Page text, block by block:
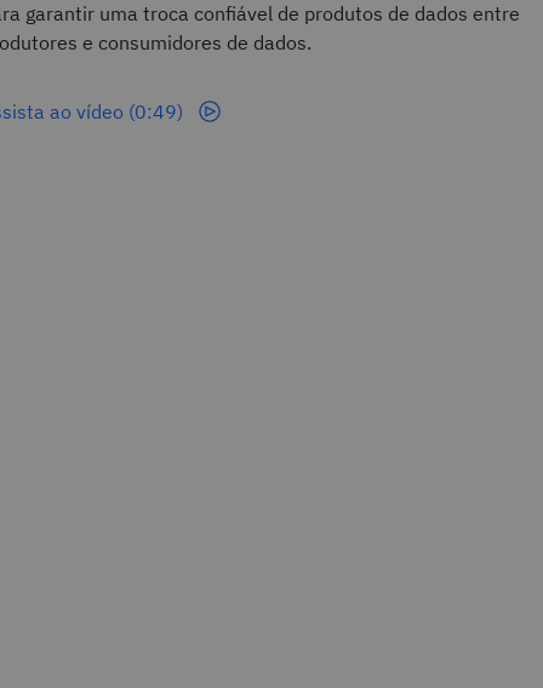
garantir uma troca confiável de produtos de dados entre
e consumidores de dados.
ao vídeo (0:49)